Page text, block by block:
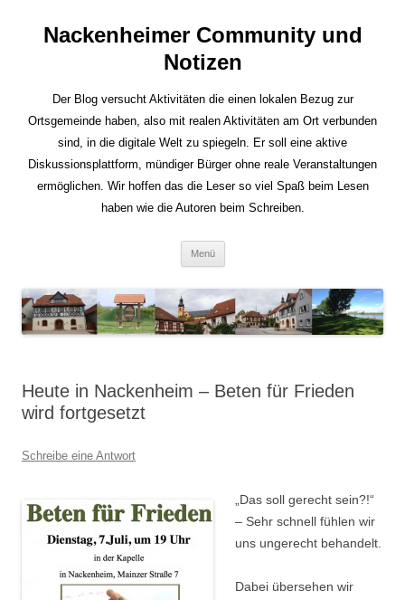
Nackenheimer Community und
Notizen
Der Blog versucht Aktivitäten die einen lokalen Bezug zur
Ortsgemeinde haben, also mit realen Aktivitäten am Ort verbunden
sind, in die digitale Welt zu spiegeln. Er soll eine aktive
Diskussionsplattform, mündiger Bürger ohne reale Veranstaltungen
ermöglichen. Wir hoffen das die Leser so viel Spaß beim Lesen
haben wie die Autoren beim Schreiben.
Menü
Heute in Nackenheim – Beten für Frieden
wird fortgesetzt
Schreibe eine Antwort
„Das soll gerecht sein?!“
– Sehr schnell fühlen wir
uns ungerecht behandelt.
Dabei übersehen wir